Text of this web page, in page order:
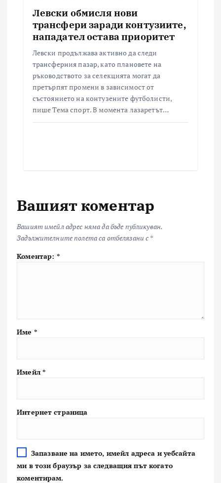
Левски обмисля нови
трансфери заради контузиите,
нападател остава приоритет
Левски продължава активно да следи
трансферния пазар, като плановете на
ръководството за селекцията могат да
претърпят промени в зависимост от
състоянието на контузените футболисти,
пише Тема спорт. В момента лазаретът…
Вашият коментар
Вашият имейл адрес няма да бъде публикуван.
Задължителните полета са отбелязани с *
Коментар: *
Име *
Имейл *
Интернет страница
Запазване на името, имейл адреса и уебсайта
ми в този браузър за следващия път когато
коментирам.